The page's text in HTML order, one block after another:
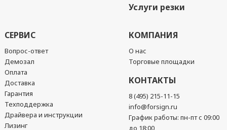
Услуги резки
СЕРВИС
Вопрос-ответ
Демозал
Оплата
Доставка
Гарантия
Техподдержка
Драйвера и инструкции
Лизинг
КОМПАНИЯ
О нас
Торговые площадки
КОНТАКТЫ
8 (495) 215-11-15
info@forsign.ru
График работы: пн-пт с 09:00
до 18:00